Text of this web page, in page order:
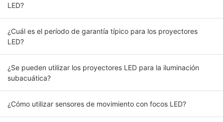
LED?
¿Cuál es el período de garantía típico para los proyectores
LED?
¿Se pueden utilizar los proyectores LED para la iluminación
subacuática?
¿Cómo utilizar sensores de movimiento con focos LED?